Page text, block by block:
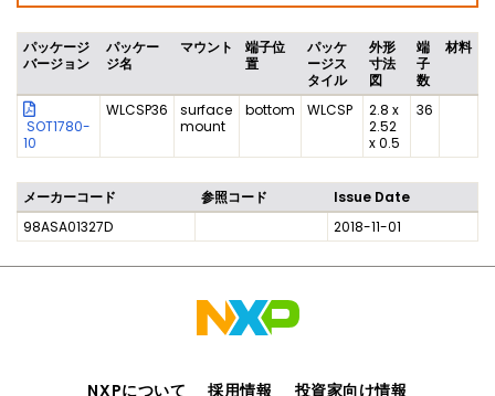
パッケージ
バージョン
パッケー
ジ名
マウント
端子位
置
パッケ
ージス
タイル
外形
寸法
図
端
子
数
材料
SOT1780-
10
WLCSP36
surface
mount
bottom WLCSP
2.8 x
2.52
x 0.5
36
メーカーコード 参照コード
Issue Date
98ASA01327D
2018-11-01
NXPについて 採用情報 投資家向け情報